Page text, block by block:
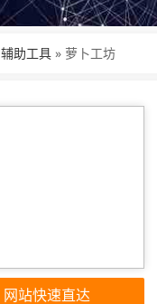
辅助工具» 萝卜工坊
网站快速直达